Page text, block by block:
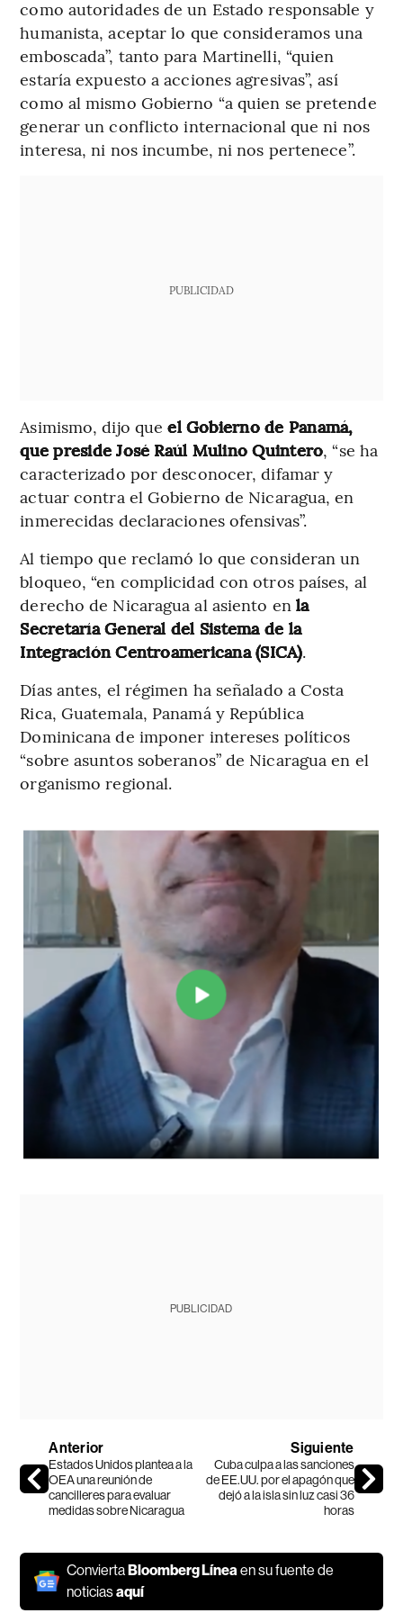
como autoridades de un Estado responsable y
humanista, aceptar lo que consideramos una
emboscada”, tanto para Martinelli, “quien
estaría expuesto a acciones agresivas”, así
como al mismo Gobierno “a quien se pretende
generar un conflicto internacional que ni nos
interesa, ni nos incumbe, ni nos pertenece”.
PUBLICIDAD
Asimismo, dijo queel Gobierno de Panamá,
que preside José Raúl Mulino Quintero, “se ha
caracterizado por desconocer, difamar y
actuar contra el Gobierno de Nicaragua, en
inmerecidas declaraciones ofensivas”.
Al tiempo que reclamó lo que consideran un
bloqueo, “en complicidad con otros países, al
derecho de Nicaragua al asiento en la
Secretaría General del Sistema de la
Integración Centroamericana (SICA).
Días antes, el régimen ha señalado a Costa
Rica, Guatemala, Panamá y República
Dominicana de imponer intereses políticos
“sobre asuntos soberanos” de Nicaragua en el
organismo regional.
PUBLICIDAD
Anterior
Estados Unidos plantea a la
OEA una reunión de
cancilleres para evaluar
medidas sobre Nicaragua
Siguiente
Cuba culpa a las sanciones
de EE.UU. por el apagón que
dejó a la isla sin luz casi 36
horas
ConviertaBloomberg Línea en su fuente de
noticiasaquí